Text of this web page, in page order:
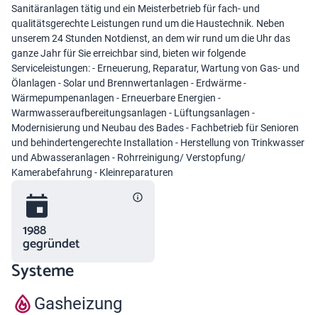
Sanitäranlagen tätig und ein Meisterbetrieb für fach- und
qualitätsgerechte Leistungen rund um die Haustechnik. Neben
unserem 24 Stunden Notdienst, an dem wir rund um die Uhr das
ganze Jahr für Sie erreichbar sind, bieten wir folgende
Serviceleistungen: - Erneuerung, Reparatur, Wartung von Gas- und
Ölanlagen - Solar und Brennwertanlagen - Erdwärme -
Wärmepumpenanlagen - Erneuerbare Energien -
Warmwasseraufbereitungsanlagen - Lüftungsanlagen -
Modernisierung und Neubau des Bades - Fachbetrieb für Senioren
und behindertengerechte Installation - Herstellung von Trinkwasser
und Abwasseranlagen - Rohrreinigung/ Verstopfung/
Kamerabefahrung - Kleinreparaturen
1988
gegründet
Systeme
Gasheizung